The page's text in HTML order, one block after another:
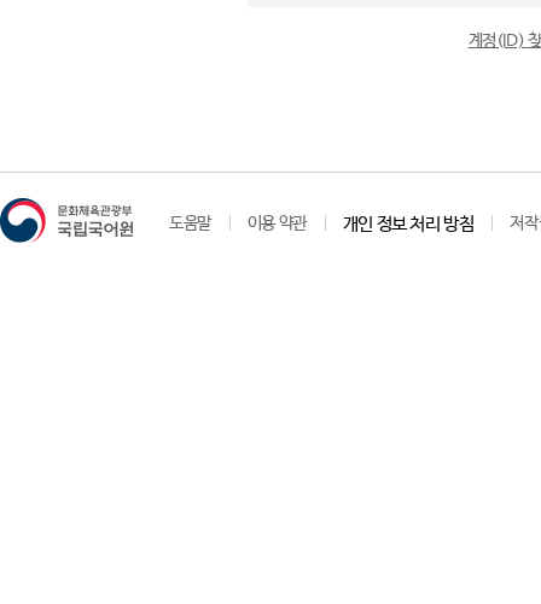
계정(ID)
도움말 이용 약관 개인 정보 처리 방침 저